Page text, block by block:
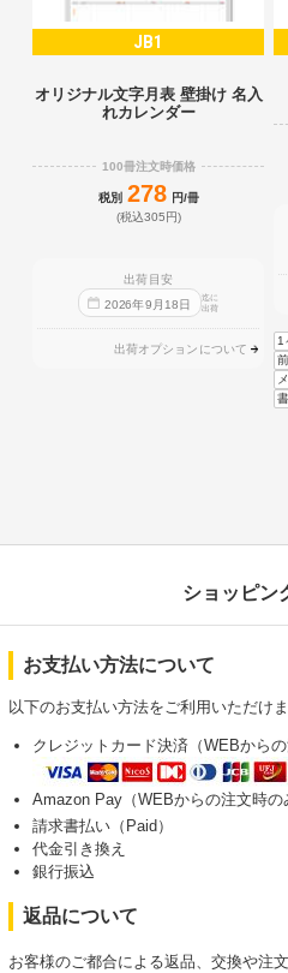
JB1
オリジナル文字月表 壁掛け 名入
れカレンダー
100冊注文時価格
税別 278 円/冊
(税込305円)
出荷目安
2026年9 月 18 日
迄に
出荷
出荷オプションについて
1
ショッピン
お支払い方法について
以下のお支払い方法をご利用いただけま
クレジットカード決済（WEBからの
Amazon Pay（WEBからの注文時の
請求書払い（Paid）
代金引き換え
銀行振込
返品について
お客様のご都合による返品、交換や注